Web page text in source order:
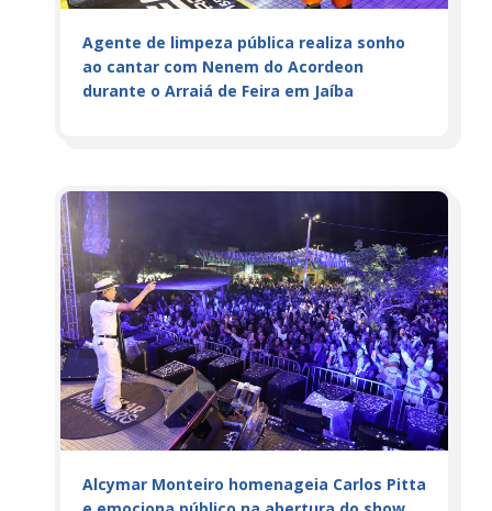
Agente de limpeza pública realiza sonho
ao cantar com Nenem do Acordeon
durante o Arraiá de Feira em Jaíba
Alcymar Monteiro homenageia Carlos Pitta